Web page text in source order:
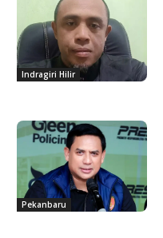
Indragiri Hilir
Pekanbaru